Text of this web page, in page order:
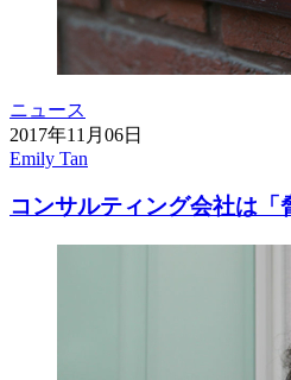
ニュース
2017年11月06日
Emily Tan
コンサルティング会社は「